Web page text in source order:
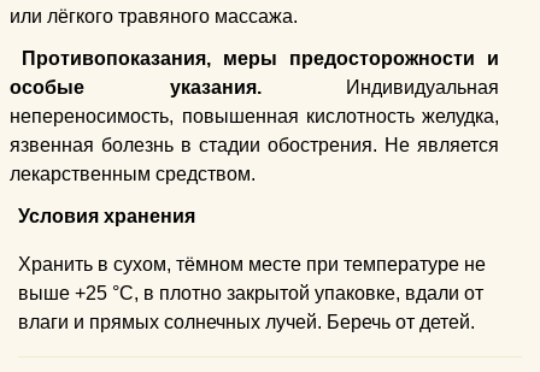
или лёгкого травяного массажа.
Противопоказания, меры предосторожности и
особые указания.
Индивидуальная
непереносимость, повышенная кислотность желудка,
язвенная болезнь в стадии обострения. Не является
лекарственным средством.
Условия хранения
Хранить в сухом, тёмном месте при температуре не
выше +25 °C, в плотно закрытой упаковке, вдали от
влаги и прямых солнечных лучей. Беречь от детей.